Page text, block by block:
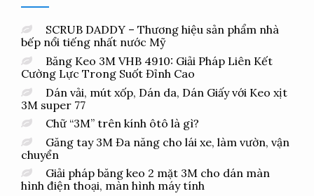
SCRUB DADDY – Thương hiệu sản phẩm nhà
bếp nổi tiếng nhất nước Mỹ
Băng Keo 3M VHB 4910: Giải Pháp Liên Kết
Cường Lực Trong Suốt Đỉnh Cao
Dán vải, mút xốp, Dán da, Dán Giấy với Keo xịt
3M super 77
Chữ “3M” trên kính ôtô là gì?
Găng tay 3M Đa năng cho lái xe, làm vườn, vận
chuyển
Giải pháp băng keo 2 mặt 3M cho dán màn
hình điện thoại, màn hình máy tính